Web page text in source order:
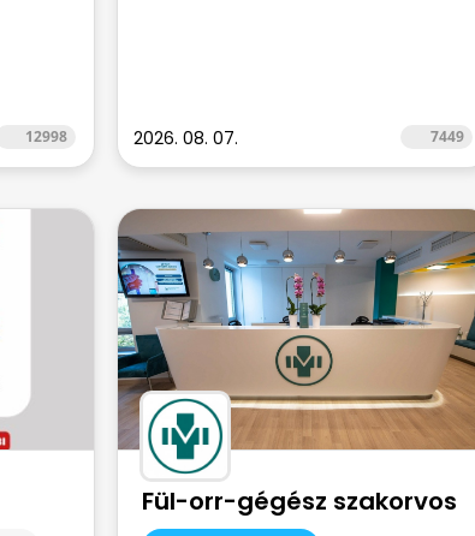
12998 2026. 08. 07. 7449
Fül-orr-gégész szakorvos